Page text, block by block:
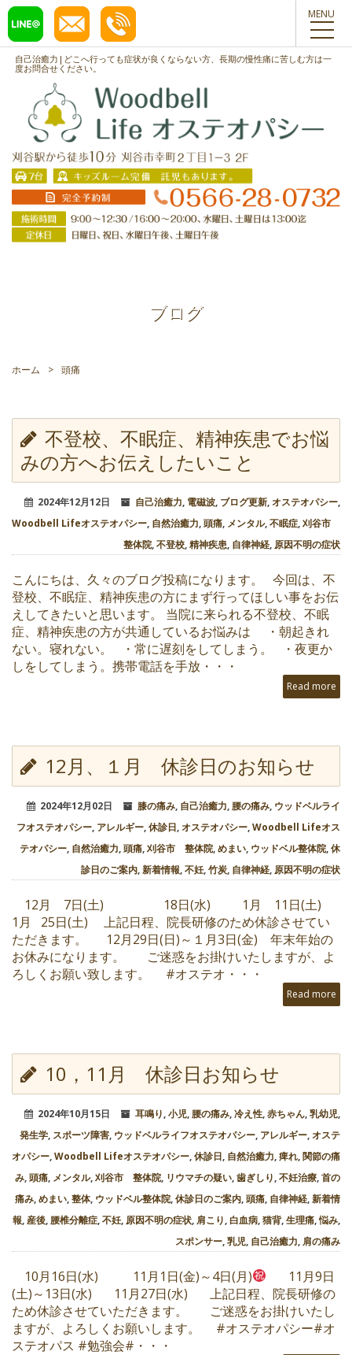
自己治癒力|どこへ行っても症状が良くならない方、長期の慢性痛に苦しむ方は一
度お問合せください。
ブログ
ホーム > 頭痛
不登校、不眠症、精神疾患でお悩
みの方へお伝えしたいこと
2024年12月12日 自己治癒力, 電磁波, ブログ更新,オステオパシー,
Woodbell Lifeオステオパシー, 自然治癒力,頭痛, メンタル,不眠症,刈谷市
整体院,不登校,精神疾患, 自律神経, 原因不明の症状
こんにちは、久々のブログ投稿になります。 今回は、不
登校、不眠症、精神疾患の方にまず行ってほしい事をお伝
えしてきたいと思います。 当院に来られる不登校、不眠
症、精神疾患の方が共通しているお悩みは ・朝起きれ
ない。寝れない。 ・常に遅刻をしてしまう。 ・夜更か
しをしてしまう。携帯電話を手放・・・
Read more
12月、１月 休診日のお知らせ
2024年12月02日 膝の痛み, 自己治癒力,腰の痛み, ウッドベルライ
フオステオパシー, アレルギー,休診日,オステオパシー,Woodbell Lifeオス
テオパシー, 自然治癒力,頭痛,刈谷市 整体院,めまい, ウッドベル整体院,休
診日のご案内,新着情報,不妊,竹炭, 自律神経, 原因不明の症状
12月 7日(土) 18日(水) 1月 11日(土)
1月 25日(土) 上記日程、院長研修のため休診させてい
ただきます。 12月29日(日)～１月3日(金) 年末年始の
お休みになります。 ご迷惑をお掛けいたしますが、よ
ろしくお願い致します。 #オステオ・・・
Read more
10，11月 休診日お知らせ
2024年10月15日 耳鳴り,小児,腰の痛み,冷え性,赤ちゃん,乳幼児,
発生学, スポーツ障害, ウッドベルライフオステオパシー, アレルギー,オステ
オパシー,Woodbell Lifeオステオパシー,休診日, 自然治癒力,痺れ,関節の痛
み,頭痛, メンタル,刈谷市 整体院, リウマチの疑い,歯ぎしり,不妊治療,首の
痛み,めまい,整体, ウッドベル整体院,休診日のご案内,頭痛, 自律神経,新着情
報,産後,腰椎分離症,不妊, 原因不明の症状, 肩こり, 白血病,猫背,生理痛,悩み,
スポンサー,乳児, 自己治癒力, 肩の痛み
10月16日(水) 11月1日(金)～4日(月)
11月9日
(土)～13日(水) 11月27日(水) 上記日程、院長研修の
ため休診させていただきます。 ご迷惑をお掛けいたし
ますが、よろしくお願いします。 #オステオパシー#オ
ステオパス #勉強会#・・・